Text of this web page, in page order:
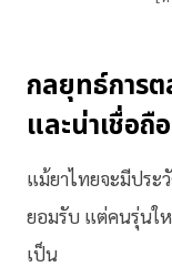
กลยุทธ์การต
และน่าเชื่อถือ
แม้ยาไทยจะมีประ
ยอมรับ แต่คนรุ่นใ
เป็น